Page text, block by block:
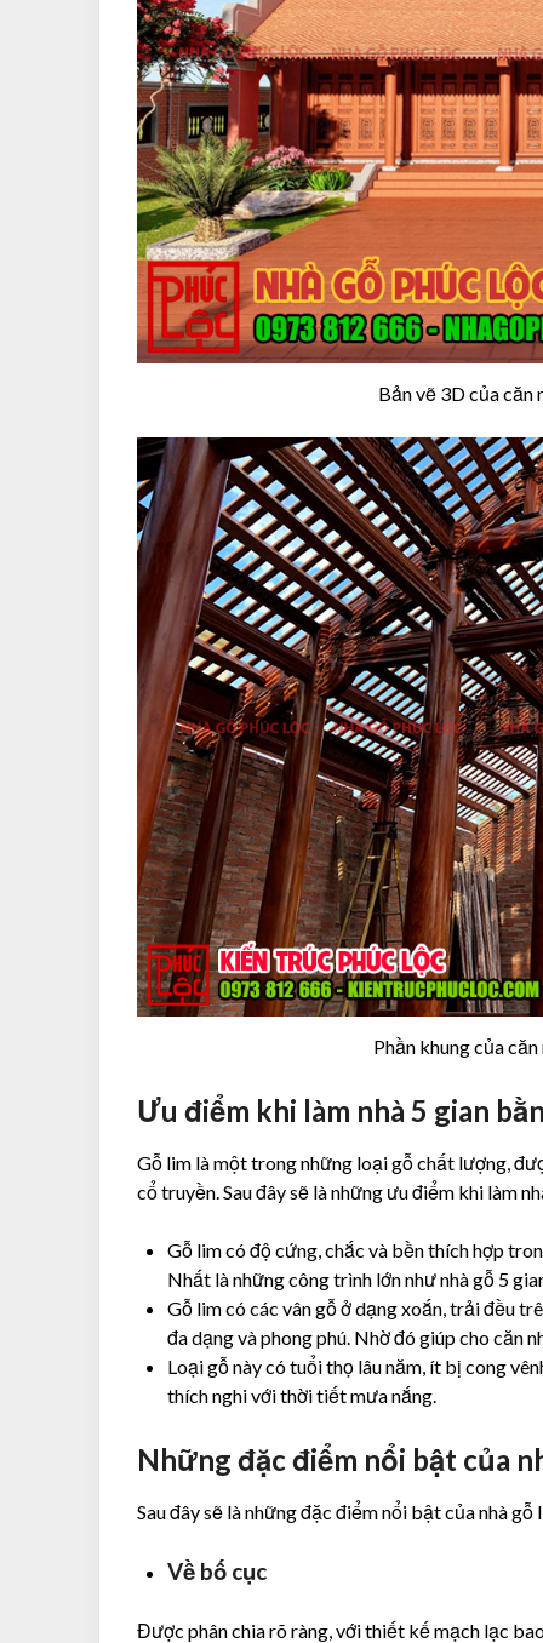
Bản vẽ 3D của căn
Phần khung của
Ưu điểm khi làm nhà 5 gian
Gỗ lim là một trong những loại gỗ chất lượng,
cổ truyền. Sau đây sẽ là những ưu điểm khi làm
Gỗ lim có độ cứng, chắc và bền thích hợp
Nhất là những công trình lớn như nhà gỗ 5
Gỗ lim có các vân gỗ ở dạng xoắn, trải đều
đa dạng và phong phú. Nhờ đó giúp cho căn
Loại gỗ này có tuổi thọ lâu năm, ít bị cong
thích nghi với thời tiết mưa nắng.
Những đặc điểm nổi bật của
Sau đây sẽ là những đặc điểm nổi bật của nhà
Về bố cục
Được phân chia rõ ràng, với thiết kế mạch lạc